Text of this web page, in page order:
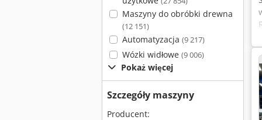
Maszyny do obróbki drewna
(12 151)
Automatyzacja (9 217)
Wózki widłowe (9 006)
Pokaż więcej
Szczegóły maszyny
Producent: